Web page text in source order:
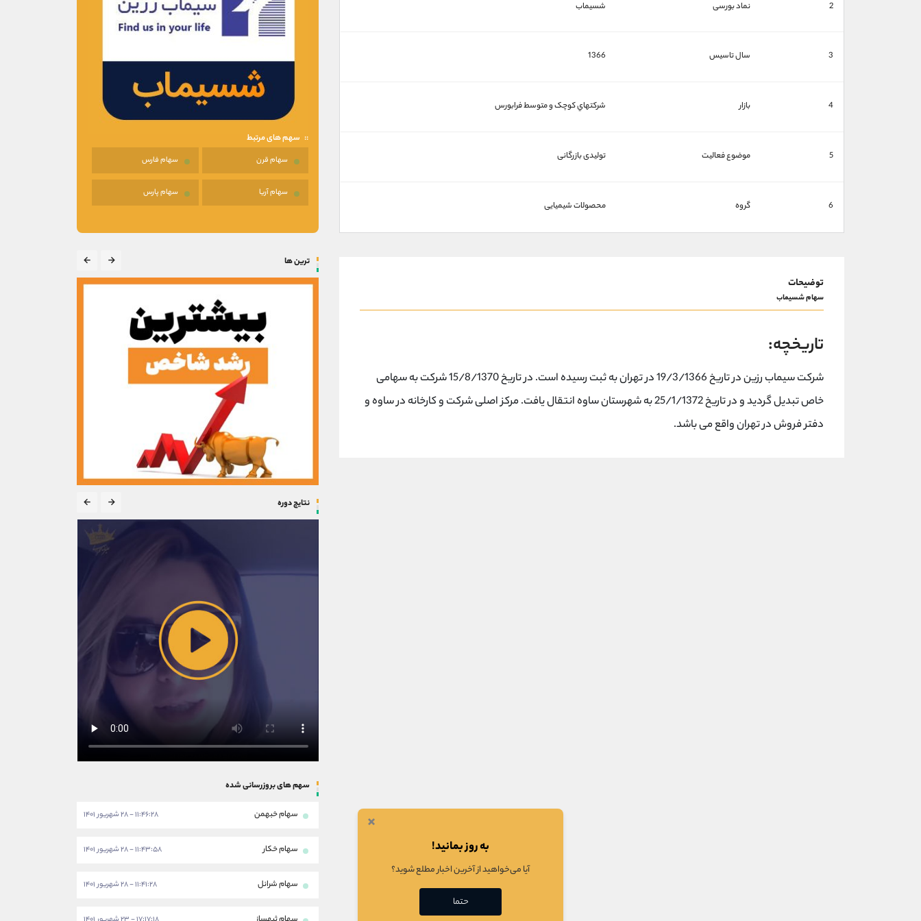
2 نماد بورسی شسیماب
3 سال تاسیس 1366
4 بازار شرکتهاي کوچک و متوسط فرابورس
5 موضوع فعالیت تولیدی بازرگانی
6 گروه محصولات شیمیایی
سهم های مرتبط
سهام قرن سهام فارس
سهام آریا سهام پارس
توضیحات
سهام شسیماب
تاریخچه:
شرکت سیماب رزین در تاریخ 19/3/1366 در تهران به ثبت رسیده است. در تاریخ 15/8/1370 شرکت به سهامی
خاص تبدیل گردید و در تاریخ 25/1/1372 به شهرستان ساوه انتقال یافت. مرکز اصلی شرکت و کارخانه در ساوه و
دفتر فروش در تهران واقع می باشد.
ترین ها
نتایج دوره
سهم های بروزرسانی شده
سهام خبهمن ۱۱:۴۶:۲۸ - ۲۸ شهریور ۱۴۰۱
سهام خکار ۱۱:۴۳:۵۸ - ۲۸ شهریور ۱۴۰۱
سهام شرانل ۱۱:۴۱:۲۸ - ۲۸ شهریور ۱۴۰۱
×
به روز بمانید!
آیا می‌خواهید از آخرین اخبار مطلع شوید؟
حتما